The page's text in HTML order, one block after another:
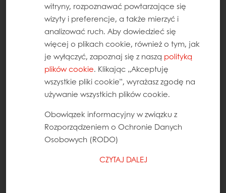
witryny, rozpoznawać powtarzające się
wizyty i preferencje, a także mierzyć i
analizować ruch. Aby dowiedzieć się
więcej o plikach cookie, również o tym, jak
je wyłączyć, zapoznaj się z naszą polityką
plików cookie. Klikając „Akceptuję
wszystkie pliki cookie”, wyrażasz zgodę na
używanie wszystkich plików cookie.
Obowiązek informacyjny w związku z
Rozporządzeniem o Ochronie Danych
Osobowych (RODO)
CZYTAJ DALEJ